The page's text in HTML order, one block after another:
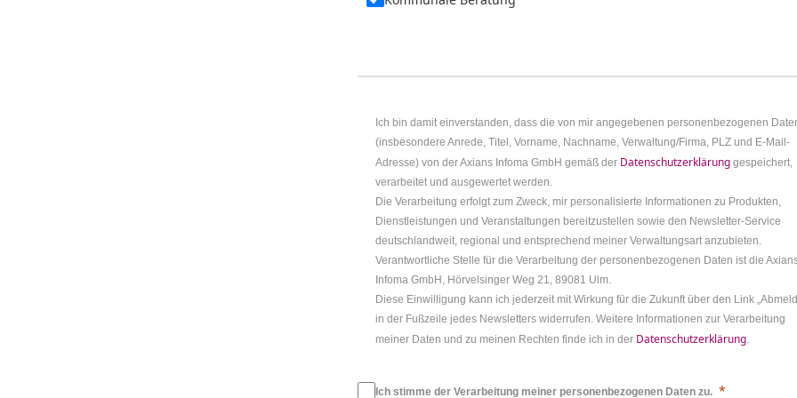
Ich bin damit einverstanden, dass die von mir angegebenen personenbezogenen
(insbesondere Anrede, Titel, Vorname, Nachname, Verwaltung/Firma, PLZ und E-Mail-
Adresse) von der Axians Infoma GmbH gemäß der Datenschutzerklärung gespeichert,
verarbeitet und ausgewertet werden.
Die Verarbeitung erfolgt zum Zweck, mir personalisierte Informationen zu Produkten,
Dienstleistungen und Veranstaltungen bereitzustellen sowie den Newsletter-Service
deutschlandweit, regional und entsprechend meiner Verwaltungsart anzubieten.
Verantwortliche Stelle für die Verarbeitung der personenbezogenen Daten ist die
Infoma GmbH, Hörvelsinger Weg 21, 89081 Ulm.
Diese Einwilligung kann ich jederzeit mit Wirkung für die Zukunft über den Link
in der Fußzeile jedes Newsletters widerrufen. Weitere Informationen zur Verarbeitung
meiner Daten und zu meinen Rechten finde ich in der Datenschutzerklärung.
Ich stimme der Verarbeitung meiner personenbezogenen Daten zu.